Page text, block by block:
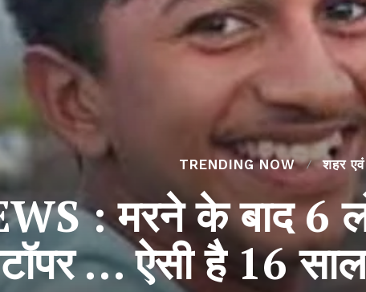
TRENDING NOW शहर एवं
: मरने के बाद 6
… ऐसी है 16